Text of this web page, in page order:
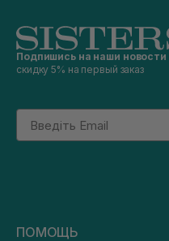
Подпишись на наши новости
скидку 5% на первый заказ
Email
ПОМОЩЬ